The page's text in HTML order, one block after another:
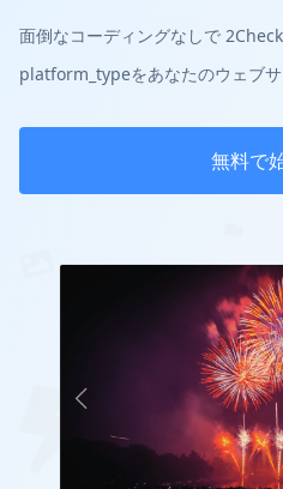
面倒なコーディングなしで
platform_typeをあなたのウェブサ
無料で